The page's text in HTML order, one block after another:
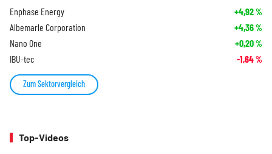
Enphase Energy +4,92%
Albemarle Corporation +4,36%
Nano One +0,20%
IBU-tec -1,64%
Zum Sektorvergleich
Top-Videos